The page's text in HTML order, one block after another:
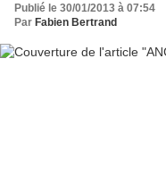
Publié le 30/01/2013 à 07:54
Par Fabien Bertrand